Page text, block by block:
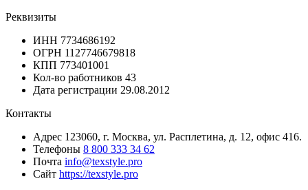
Реквизиты
ИНН 7734686192
ОГРН 1127746679818
КПП 773401001
Кол-во работников 43
Дата регистрации 29.08.2012
Контакты
Адрес 123060, г. Москва, ул. Расплетина, д. 12, офис 416.
Телефоны 8 800 333 34 62
Почта info@texstyle.pro
Сайт https://texstyle.pro